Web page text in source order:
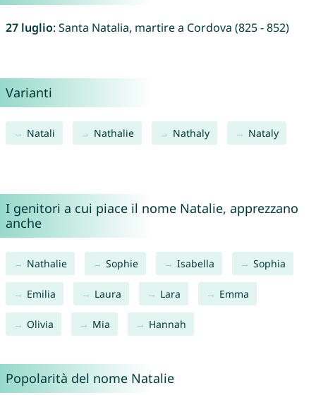
27 luglio: Santa Natalia, martire a Cordova (825 - 852)
Varianti
Natali Nathalie Nathaly Nataly
I genitori a cui piace il nome Natalie, apprezzano
anche
Nathalie Sophie Isabella Sophia
Emilia Laura Lara Emma
Olivia Mia Hannah
Popolarità del nome Natalie